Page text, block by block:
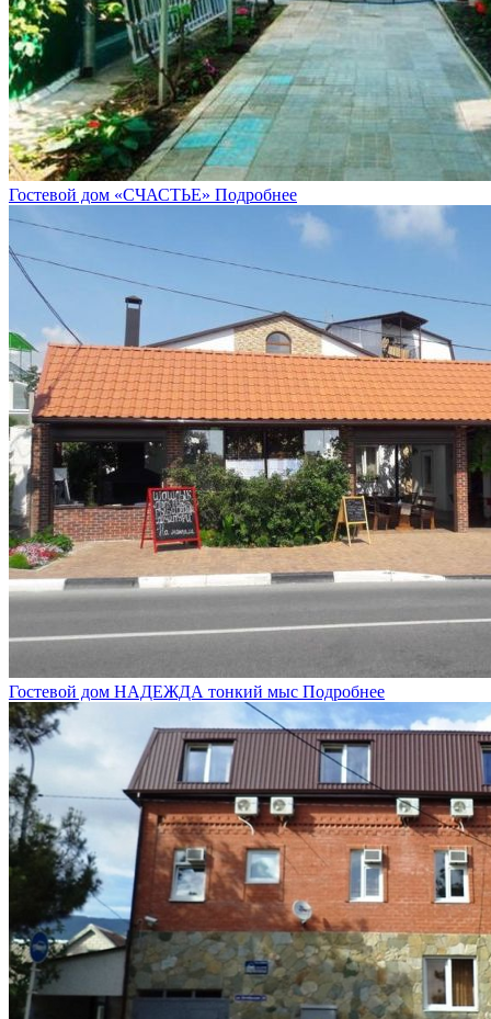
Гостевой дом «СЧАСТЬЕ» Подробнее
Гостевой дом НАДЕЖДА тонкий мыс Подробнее